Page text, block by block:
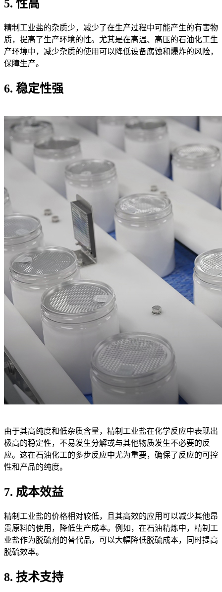
5. 性高
精制工业盐的杂质少，减少了在生产过程中可能产生的有害物
质，提高了生产环境的性。尤其是在高温、高压的石油化工生
产环境中，减少杂质的使用可以降低设备腐蚀和爆炸的风险，
保障生产。
6. 稳定性强
由于其高纯度和低杂质含量，精制工业盐在化学反应中表现出
极高的稳定性，不易发生分解或与其他物质发生不必要的反
应。这在石油化工的多步反应中尤为重要，确保了反应的可控
性和产品的纯度。
7. 成本效益
精制工业盐的价格相对较低，且其高效的应用可以减少其他昂
贵原料的使用，降低生产成本。例如，在石油精炼中，精制工
业盐作为脱硫剂的替代品，可以大幅降低脱硫成本，同时提高
脱硫效率。
8. 技术支持